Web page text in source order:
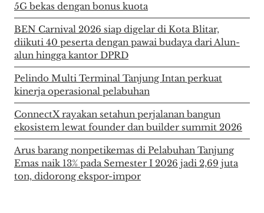
5G bekas dengan bonus kuota
BEN Carnival 2026 siap digelar di Kota Blitar,
diikuti 40 peserta dengan pawai budaya dari Alun-
alun hingga kantor DPRD
Pelindo Multi Terminal Tanjung Intan perkuat
kinerja operasional pelabuhan
ConnectX rayakan setahun perjalanan bangun
ekosistem lewat founder dan builder summit 2026
Arus barang nonpetikemas di Pelabuhan Tanjung
Emas naik 13% pada Semester I 2026 jadi 2,69 juta
ton, didorong ekspor-impor